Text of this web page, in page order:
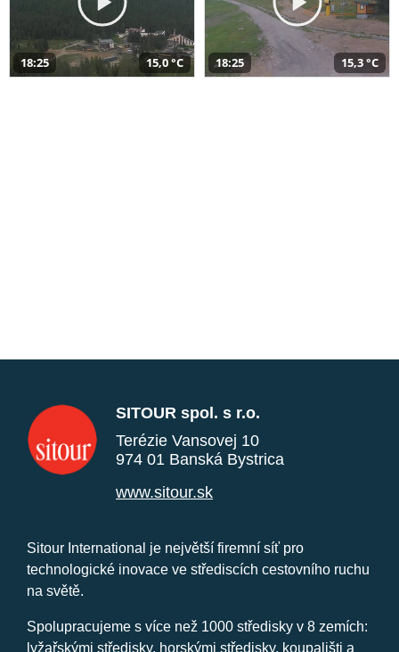
18:25 15,0 °C 18:25 15,3 °C
SITOUR spol. s r.o.
Terézie Vansovej 10
974 01 Banská Bystrica
www.sitour.sk
Sitour International je největší firemní síť pro
technologické inovace ve střediscích cestovního ruchu
na světě.
Spolupracujeme s více než 1000 středisky v 8 zemích:
lyžařskými středisky, horskými středisky, koupališti a